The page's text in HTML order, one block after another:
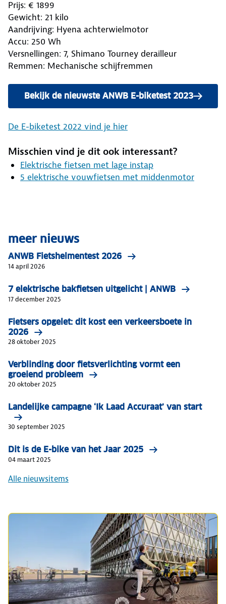
Prijs: € 1899
Gewicht: 21 kilo
Aandrijving: Hyena achterwielmotor
Accu: 250 Wh
Versnellingen: 7, Shimano Tourney derailleur
Remmen: Mechanische schijfremmen
Bekijk de nieuwste ANWB E-biketest 2023
De E-biketest 2022 vind je hier
Misschien vind je dit ook interessant?
Elektrische fietsen met lage instap
5 elektrische vouwfietsen met middenmotor
meer nieuws
ANWB Fietshelmentest 2026
14 april 2026
7 elektrische bakfietsen uitgelicht | ANWB
17 december 2025
Fietsers opgelet: dit kost een verkeersboete in
2026
28 oktober 2025
Verblinding door fietsverlichting vormt een
groeiend probleem
20 oktober 2025
Landelijke campagne ‘Ik Laad Accuraat’ van start
30 september 2025
Dit is de E-bike van het Jaar 2025
04 maart 2025
Alle nieuwsitems